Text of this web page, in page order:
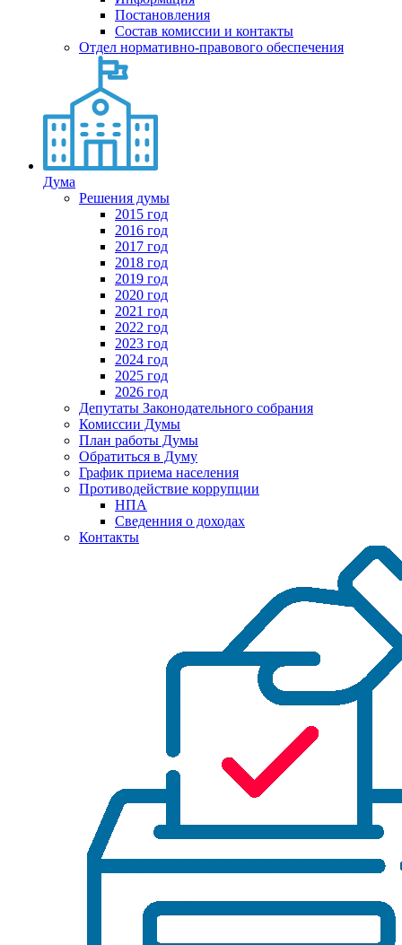
Постановления
Состав комиссии и контакты
Отдел нормативно-правового обеспечения
Дума
Решения думы
2015 год
2016 год
2017 год
2018 год
2019 год
2020 год
2021 год
2022 год
2023 год
2024 год
2025 год
2026 год
Депутаты Законодательного собрания
Комиссии Думы
План работы Думы
Обратиться в Думу
График приема населения
Противодействие коррупции
НПА
Сведенния о доходах
Контакты